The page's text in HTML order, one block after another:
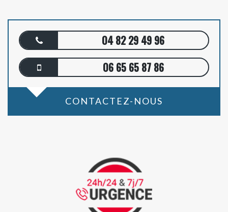
04 82 29 49 96
06 65 65 87 86
CONTACTEZ-NOUS